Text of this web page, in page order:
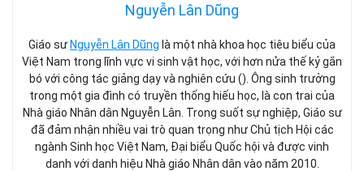
Nguyễn Lân Dũng
Giáo sư Nguyễn Lân Dũng là một nhà khoa học tiêu biểu của
Việt Nam trong lĩnh vực vi sinh vật học, với hơn nửa thế kỷ gắn
bó với công tác giảng dạy và nghiên cứu (). Ông sinh trưởng
trong một gia đình có truyền thống hiếu học, là con trai của
Nhà giáo Nhân dân Nguyễn Lân. Trong suốt sự nghiệp, Giáo sư
đã đảm nhận nhiều vai trò quan trọng như Chủ tịch Hội các
ngành Sinh học Việt Nam, Đại biểu Quốc hội và được vinh
danh với danh hiệu Nhà giáo Nhân dân vào năm 2010.